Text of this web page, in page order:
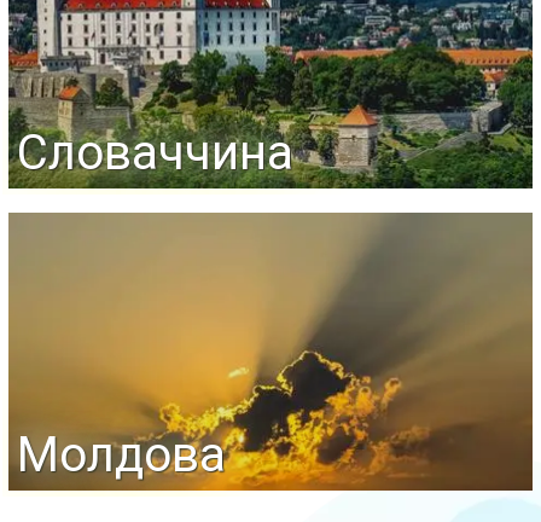
Словаччина
Молдова